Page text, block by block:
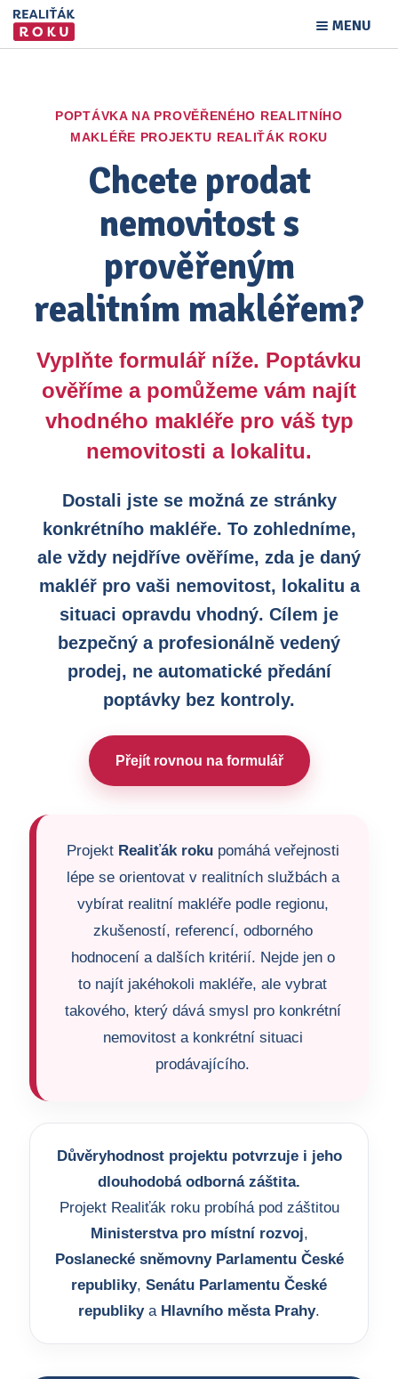
MENU
POPTÁVKA NA PROVĚŘENÉHO REALITNÍHO
MAKLÉŘE PROJEKTU REALIŤÁK ROKU
Chcete prodat
nemovitost s
prověřeným
realitním makléřem?
Vyplňte formulář níže. Poptávku
ověříme a pomůžeme vám najít
vhodného makléře pro váš typ
nemovitosti a lokalitu.
Dostali jste se možná ze stránky
konkrétního makléře. To zohledníme,
ale vždy nejdříve ověříme, zda je daný
makléř pro vaši nemovitost, lokalitu a
situaci opravdu vhodný. Cílem je
bezpečný a profesionálně vedený
prodej, ne automatické předání
poptávky bez kontroly.
Přejít rovnou na formulář
Projekt Realiťák rokupomáhá veřejnosti
lépe se orientovat v realitních službách a
vybírat realitní makléře podle regionu,
zkušeností, referencí, odborného
hodnocení a dalších kritérií. Nejde jen o
to najít jakéhokoli makléře, ale vybrat
takového, který dává smysl pro konkrétní
nemovitost a konkrétní situaci
prodávajícího.
Důvěryhodnost projektu potvrzuje i jeho
dlouhodobá odborná záštita.
Projekt Realiťák roku probíhá pod záštitou
Ministerstva pro místní rozvoj,
Poslanecké sněmovny Parlamentu České
republiky, Senátu Parlamentu České
republikya Hlavního města Prahy.